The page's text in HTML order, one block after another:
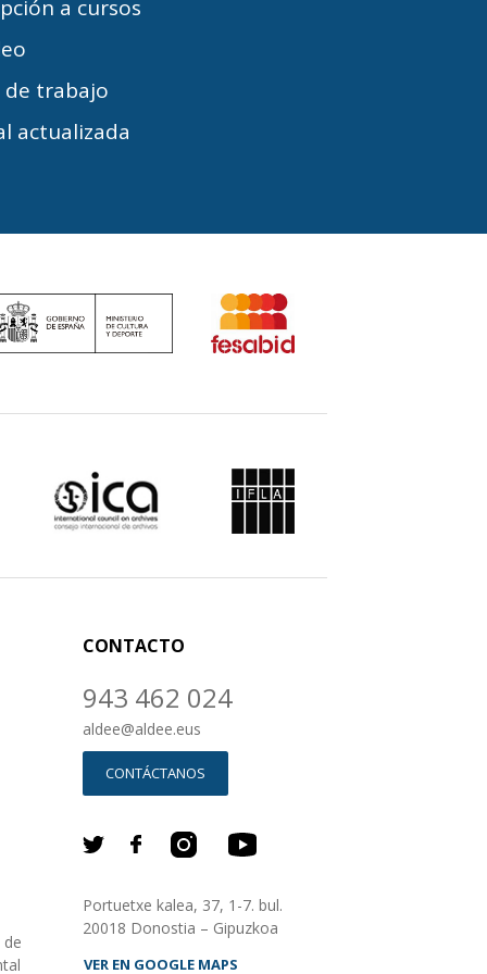
a cursos
de trabajo
actualizada
CONTACTO
943 462 024
aldee@aldee.eus
CONTÁCTANOS
Portuetxe kalea, 37, 1-7. bul.
20018 Donostia – Gipuzkoa
VER EN GOOGLE MAPS